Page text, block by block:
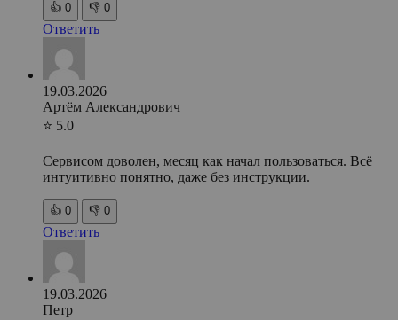
👍 0 👎 0
Ответить
19.03.2026
Артём Александрович
⭐ 5.0
Сервисом доволен, месяц как начал пользоваться. Всё
интуитивно понятно, даже без инструкции.
👍 0 👎 0
Ответить
19.03.2026
Петр